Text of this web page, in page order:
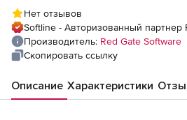
Нет отзывов
Softline - Авторизованный партнер
Производитель: Red Gate Software
Скопировать ссылку
Описание Характеристики